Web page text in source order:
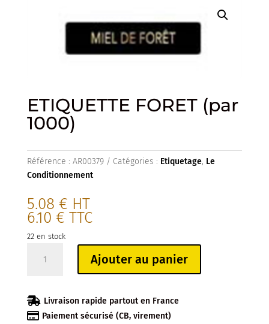
ETIQUETTE FORET (par
1000)
Référence : AR00379 Catégories : Etiquetage, Le
Conditionnement
5.08 € HT
6.10 € TTC
22 en stock
(par
1000)
Ajouter au panier
 Livraison rapide partout en France
 Paiement sécurisé (CB, virement)